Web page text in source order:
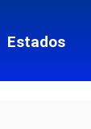
Estados